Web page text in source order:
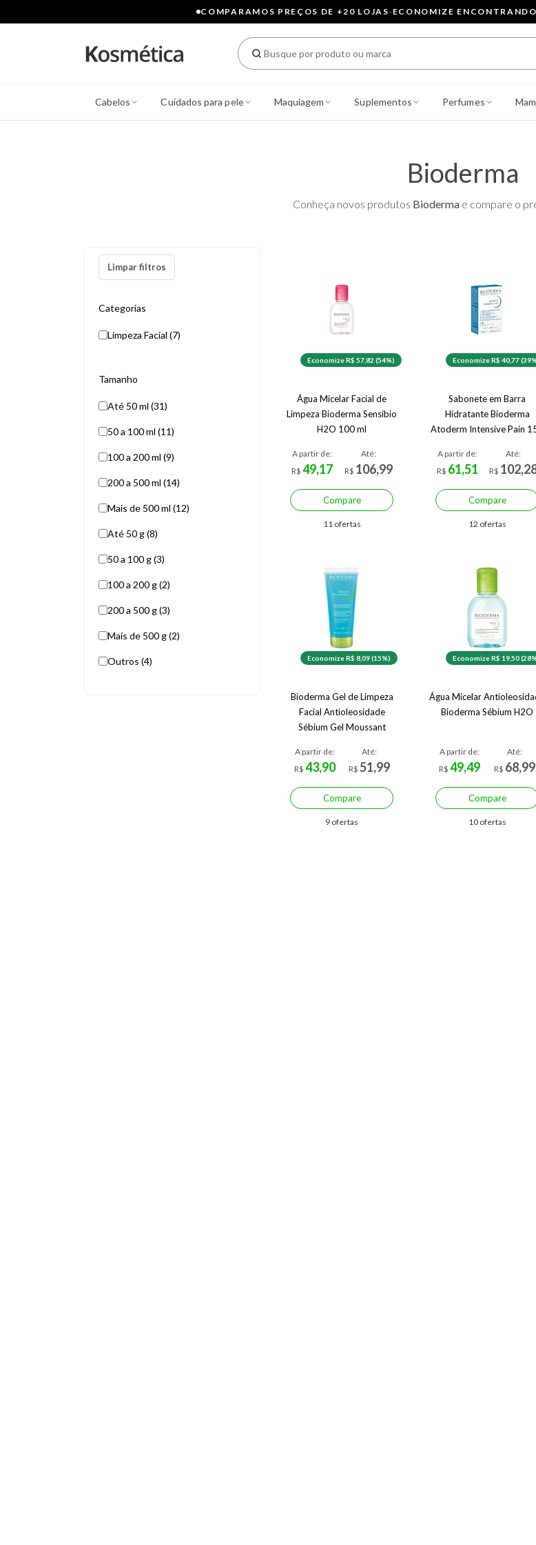
COMPARAMOS PREÇOS DE +20 LOJAS· ECONOMIZE
Cabelos Cuidados para pele Maquiagem Suplementos Perfumes
Bioderma
Conheça novos produtos Biodermae compare o
Limpar filtros
Categorias
Limpeza Facial (7)
Tamanho
Até 50 ml (31)
50 a 100 ml (11)
100 a 200 ml (9)
200 a 500 ml (14)
Mais de 500 ml (12)
Até 50 g (8)
50 a 100 g (3)
100 a 200 g (2)
200 a 500 g (3)
Mais de 500 g (2)
Outros (4)
Economize R$ 57,82 (54%)
Água Micelar Facial de
Limpeza Bioderma Sensibio
H2O 100 ml
A partir de:
R$49,17
Até:
R$ 106,99
Compare
11 ofertas
Economize R$ 40,77
Sabonete em Barra
Hidratante Bioderma
Atoderm Intensive Pain
A partir de:
R$ 61,51
Até:
R$
Compare
12 ofertas
Economize R$ 8,09 (15%)
Bioderma Gel de Limpeza
Facial Antioleosidade
Sébium Gel Moussant
A partir de:
R$ 43,90
Até:
R$51,99
Compare
9 ofertas
Economize R$ 19,50
Água Micelar
Bioderma Sébium H2O
A partir de:
R$49,49
Até:
R$ 68,99
Compare
10 ofertas